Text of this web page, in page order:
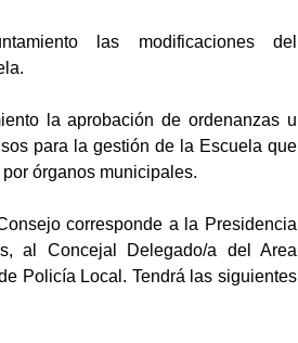
las modificaciones del
la aprobación de ordenanzas u
para la gestión de la Escuela que
órganos municipales.
corresponde a la Presidencia
al Concejal Delegado/a del Area
Policía Local. Tendrá las siguientes